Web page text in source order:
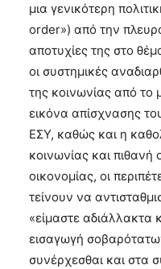
μια γενικότερη
order») από την
αποτυχίες της στο
οι συστημικές
της κοινωνίας από
εικόνα απίσχνασης
ΕΣΥ, καθώς και η
κοινωνίας και πιθανή
οικονομίας, οι
τείνουν να
«είμαστε αδιάλλακτα
εισαγωγή
συνέρχεσθαι και στα